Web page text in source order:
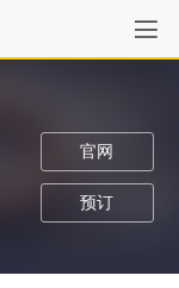
官网
预订